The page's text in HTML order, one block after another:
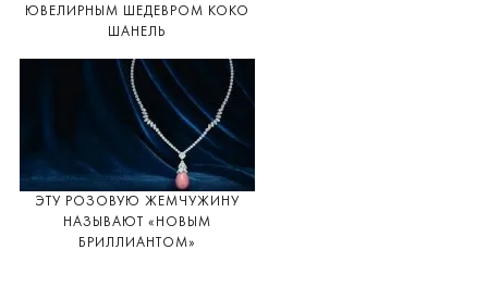
ЮВЕЛИРНЫМ ШЕДЕВРОМ КОКО
ШАНЕЛЬ
ЭТУ РОЗОВУЮ ЖЕМЧУЖИНУ
НАЗЫВАЮТ «НОВЫМ
БРИЛЛИАНТОМ»